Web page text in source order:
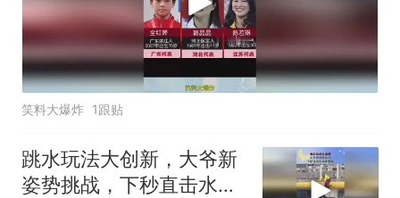
笑料大爆炸 1跟贴
跳水玩法大创新，大爷新
姿势挑战，下秒直击水面